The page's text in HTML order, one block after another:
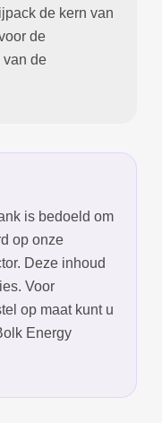
de kern van
de
van de
is bedoeld om
op onze
Deze inhoud
Voor
op maat kunt u
Energy